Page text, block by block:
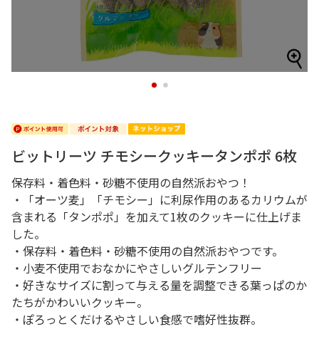
1 2
ビットリーツ チモシークッキータンポポ 6枚
保存料・着色料・砂糖不使用の自然派おやつ！
・「オーツ麦」「チモシー」に利尿作用のあるカリウムが
含まれる「タンポポ」を加えて1枚のクッキーに仕上げま
した。
・保存料・着色料・砂糖不使用の自然派おやつです。
・小麦不使用でおなかにやさしいグルテンフリー
・好きなサイズに割って与える量を調整できる葉っぱのか
たちがかわいいクッキー。
・ぽろっとくだけるやさしい食感で嗜好性抜群。